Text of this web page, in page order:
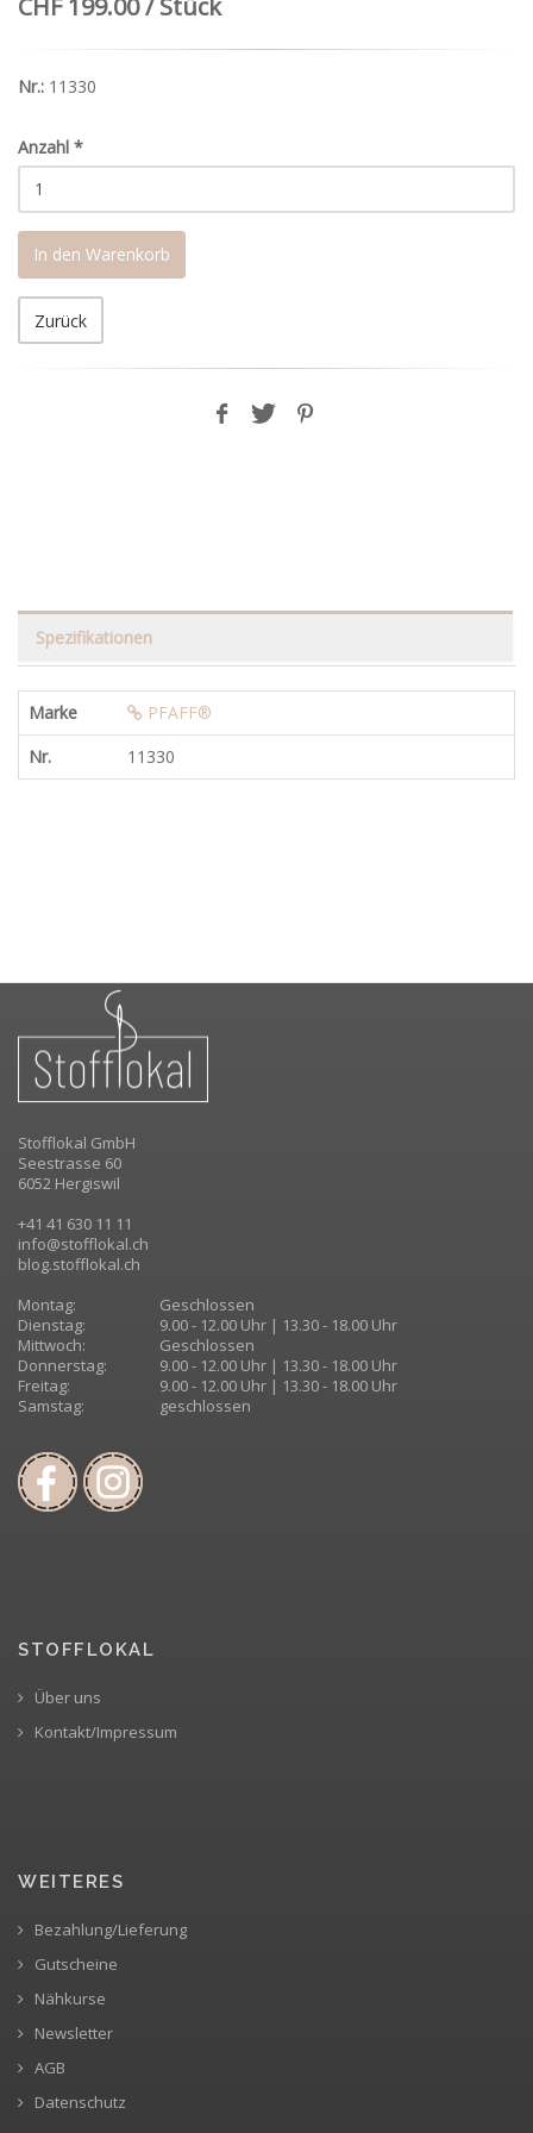
Nr.: 11330
Anzahl *
In den Warenkorb
Zurück
Spezifikationen
Marke
PFAFF®
Nr.
11330
Stofflokal GmbH
Seestrasse 60
6052 Hergiswil
+41 41 630 11 11
info@stofflokal.ch
blog.stofflokal.ch
Montag:
Geschlossen
Dienstag:
9.00 - 12.00 Uhr | 13.30 - 18.00 Uhr
Mittwoch:
Geschlossen
Donnerstag:
9.00 - 12.00 Uhr | 13.30 - 18.00 Uhr
Freitag:
9.00 - 12.00 Uhr | 13.30 - 18.00 Uhr
Samstag:
geschlossen
STOFFLOKAL
Über uns
Kontakt/Impressum
WEITERES
Bezahlung/Lieferung
Gutscheine
Nähkurse
Newsletter
AGB
Datenschutz